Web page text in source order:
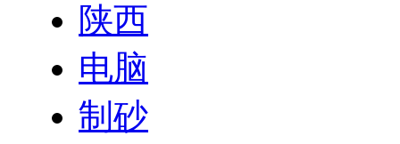
陕西
电脑
制砂